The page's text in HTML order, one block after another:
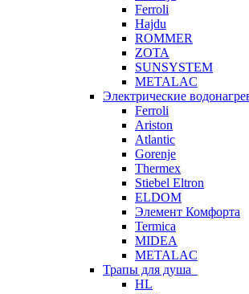
Ferroli
Hajdu
ROMMER
ZOTA
SUNSYSTEM
METALAC
Электрические
Ferroli
Ariston
Atlantic
Gorenje
Thermex
Stiebel Eltron
ELDOM
Элемент Комфорта
Termica
MIDEA
METALAC
Трапы для душа
HL